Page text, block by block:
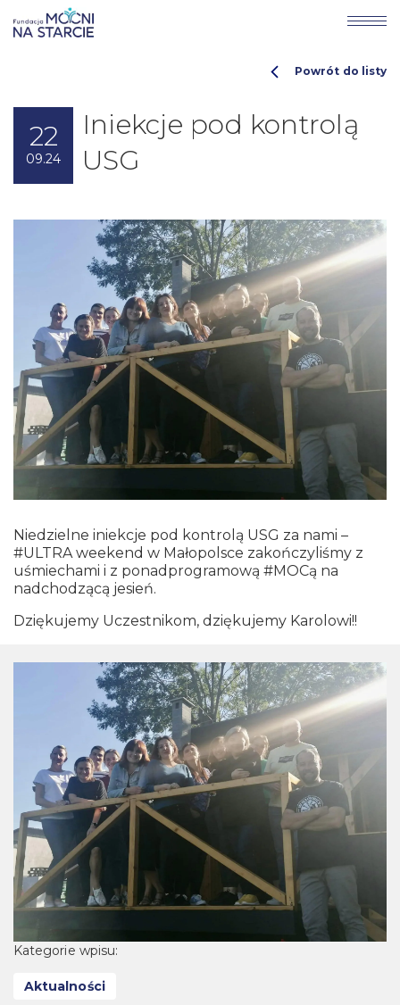
22
09.24
Iniekcje pod kontrolą
USG
Powrót do listy
Niedzielne iniekcje pod kontrolą USG za nami –
#ULTRA weekend w Małopolsce zakończyliśmy z
uśmiechami i z ponadprogramową #MOCą na
nadchodzącą jesień.
Dziękujemy Uczestnikom, dziękujemy Karolowi!!
Kategorie wpisu:
Aktualności